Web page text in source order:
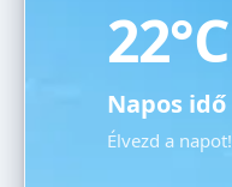
22°C
Napos idő
Élvezd a napot!